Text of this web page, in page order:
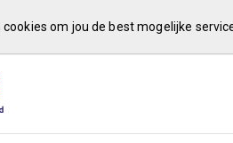
cookies om jou de best mogelijke